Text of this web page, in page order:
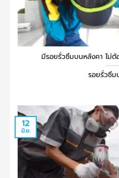
มีรอยรั่วซึมบนหลังคา ไม่
รอยรั่วซึม
12
มิ.ย.